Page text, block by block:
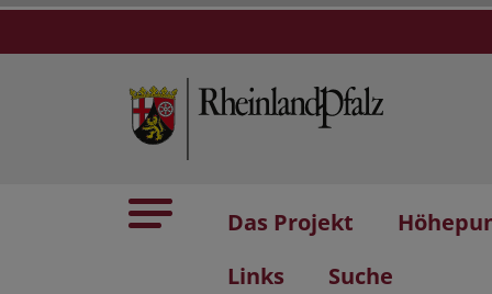
Das Projekt
Links
Suche